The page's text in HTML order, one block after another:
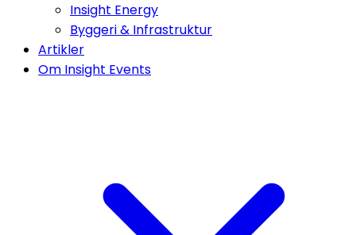
Insight Energy
Byggeri & Infrastruktur
Artikler
Om Insight Events